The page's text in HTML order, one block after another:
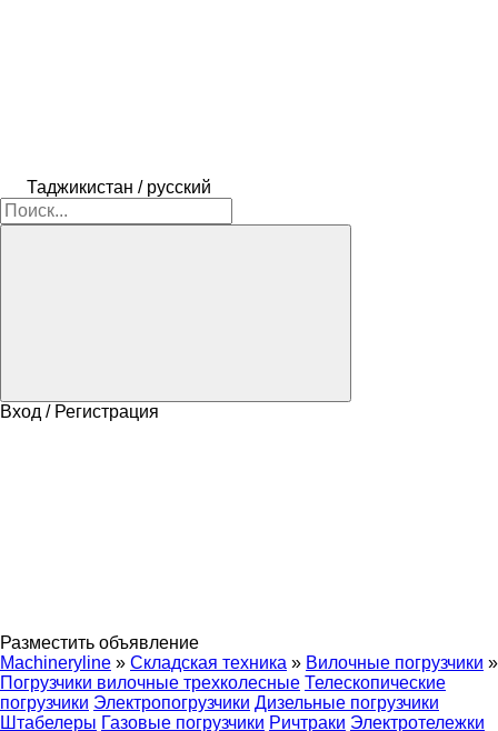
Таджикистан / русский
Вход / Регистрация
Разместить объявление
Machineryline » Складская техника » Вилочные погрузчики »
Погрузчики вилочные трехколесные Телескопические
погрузчики Электропогрузчики Дизельные погрузчики
Штабелеры Газовые погрузчики Ричтраки Электротележки